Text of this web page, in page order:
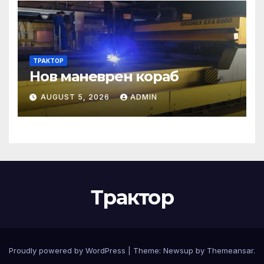
ТРАКТОР
Нов маневрен кораб
AUGUST 5, 2026 ADMIN
Трактор
Proudly powered by WordPress Theme: Newsup by Themeansar.